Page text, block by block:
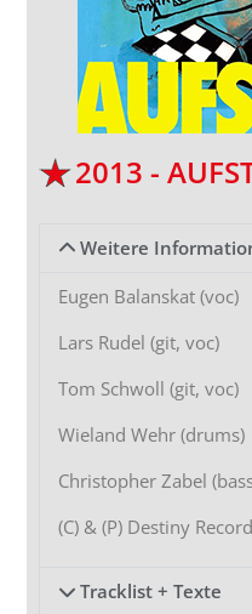
2013 -
Weitere
Eugen Balanskat (voc)
Lars Rudel (git, voc)
Tom Schwoll (git, voc)
Wieland Wehr (drums)
Christopher Zabel
(C) & (P) Destiny
Tracklist + Texte